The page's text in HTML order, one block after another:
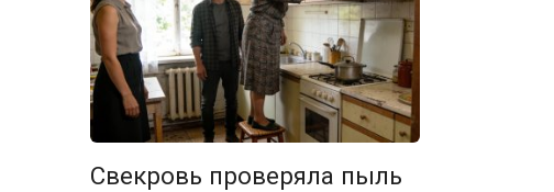
Свекровь проверяла пыль